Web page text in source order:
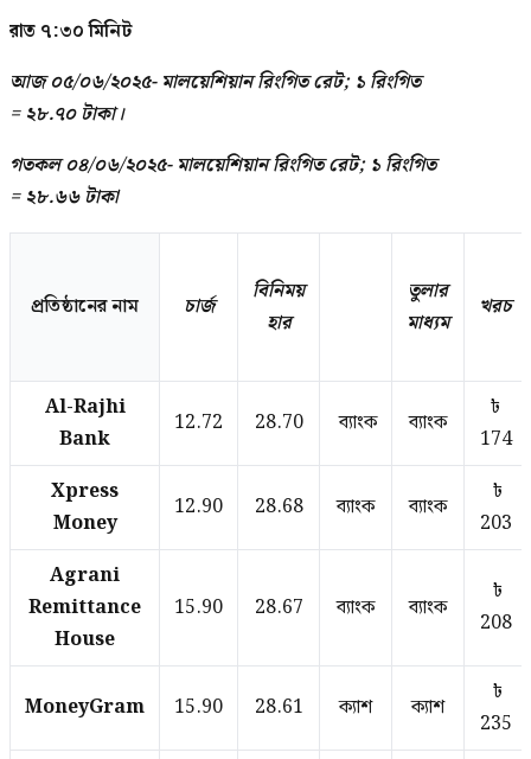
রাত ৭:৩০ মিনিট
আজ ০৫/০৬/২০২৫- মালয়েশিয়ান রিংগিত রেট; ১ রিংগিত
= ২৮.৭০ টাকা।
গতকল ০৪/০৬/২০২৫- মালয়েশিয়ান রিংগিত রেট; ১ রিংগিত
= ২৮.৬৬ টাকা
প্রতিষ্ঠানের নাম চার্জ
বিনিময়
হার
তুলার
মাধ্যম
খরচ
Al-Rajhi
Bank
12.72 28.70 ব্যাংক ব্যাংক
৳
174
Xpress
Money
12.90 28.68 ব্যাংক ব্যাংক
৳
203
Agrani
Remittance
House
15.90 28.67 ব্যাংক ব্যাংক
৳
208
MoneyGram 15.90 28.61 ক্যাশ ক্যাশ
৳
235